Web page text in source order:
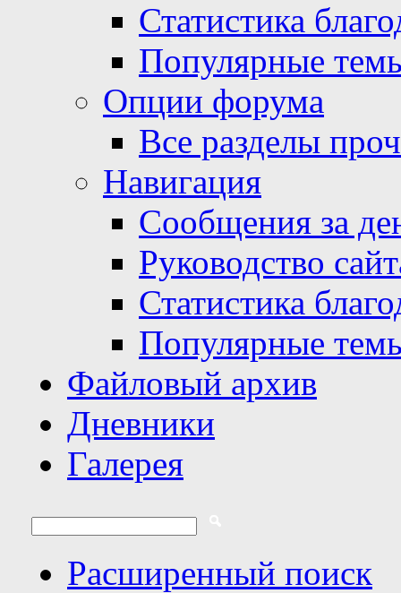
Статистика
Популярные
Опции форума
Все разделы
Навигация
Сообщения за
Руководство
Статистика
Популярные
Файловый архив
Дневники
Галерея
Расширенный поиск